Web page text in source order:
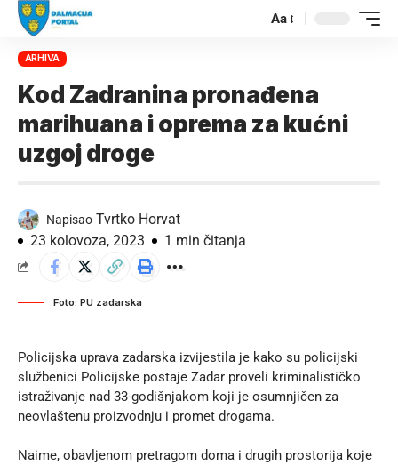
Aa
ARHIVA
Kod Zadranina pronađena
marihuana i oprema za kućni
uzgoj droge
Napisao Tvrtko Horvat
23 kolovoza, 2023
1 min čitanja
Foto: PU zadarska
Policijska uprava zadarska izvijestila je kako su policijski
službenici Policijske postaje Zadar proveli kriminalističko
istraživanje nad 33-godišnjakom koji je osumnjičen za
neovlaštenu proizvodnju i promet drogama.
Naime, obavljenom pretragom doma i drugih prostorija koje